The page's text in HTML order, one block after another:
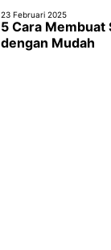
23 Februari 2025
5 Cara Membuat
dengan Mudah